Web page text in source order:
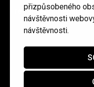
přizpůsobeného
návštěvnosti
návštěvnosti.
redakce@cinepur.cz